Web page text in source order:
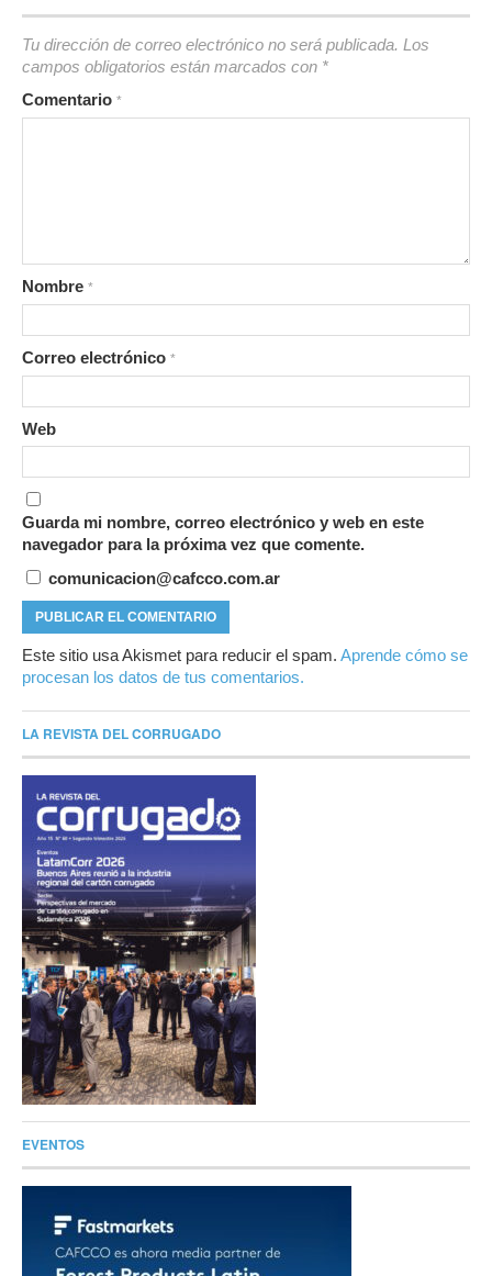
Tu dirección de correo electrónico no será publicada. Los
campos obligatorios están marcados con *
Comentario *
Nombre *
Correo electrónico *
Web
Guarda mi nombre, correo electrónico y web en este
navegador para la próxima vez que comente.
comunicacion@cafcco.com.ar
Este sitio usa Akismet para reducir el spam. Aprende cómo se
procesan los datos de tus comentarios.
LA REVISTA DEL CORRUGADO
EVENTOS